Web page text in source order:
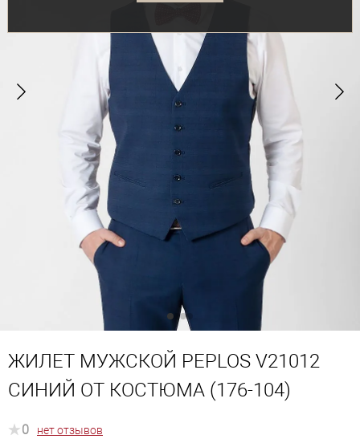
ЖИЛЕТ МУЖСКОЙ PEPLOS V21012
СИНИЙ ОТ КОСТЮМА (176-104)
0
нет отзывов